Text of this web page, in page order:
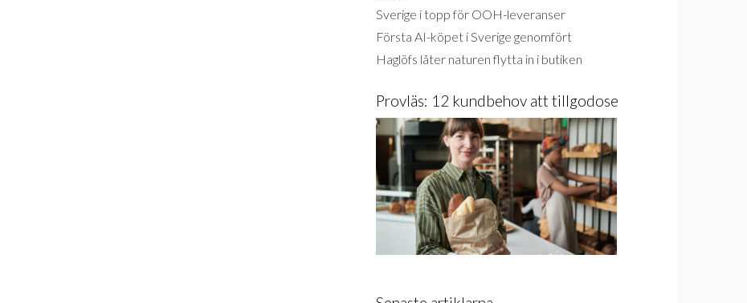
Sverige i topp för OOH-leveranser
Första AI-köpet i Sverige genomfört
Haglöfs låter naturen flytta in i butiken
Provläs: 12 kundbehov att tillgodose